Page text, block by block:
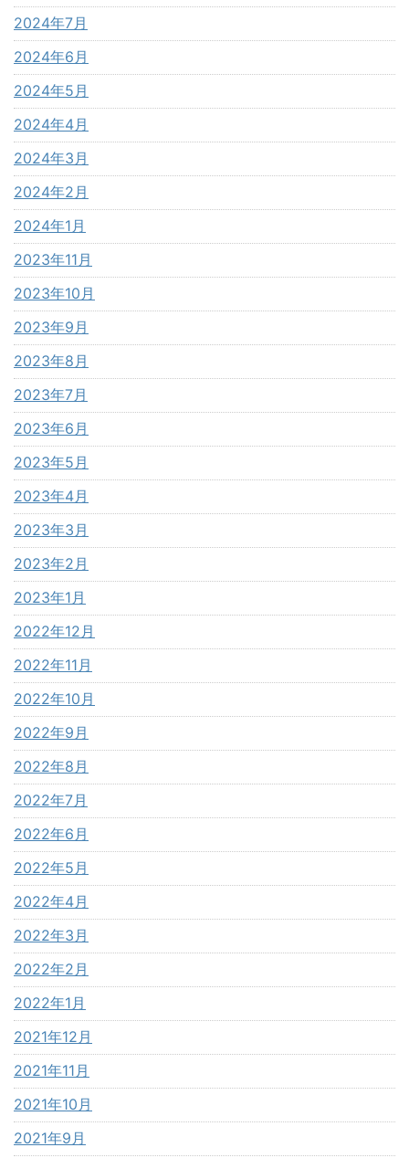
2024年7月
2024年6月
2024年5月
2024年4月
2024年3月
2024年2月
2024年1月
2023年11月
2023年10月
2023年9月
2023年8月
2023年7月
2023年6月
2023年5月
2023年4月
2023年3月
2023年2月
2023年1月
2022年12月
2022年11月
2022年10月
2022年9月
2022年8月
2022年7月
2022年6月
2022年5月
2022年4月
2022年3月
2022年2月
2022年1月
2021年12月
2021年11月
2021年10月
2021年9月